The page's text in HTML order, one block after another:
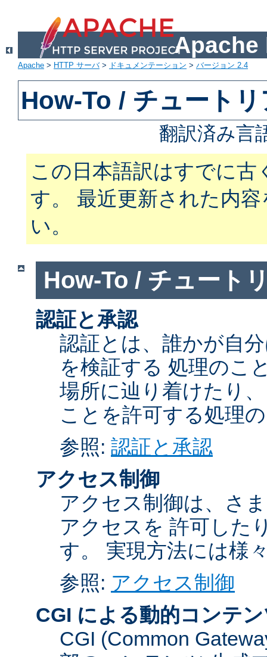
Apache
Apache > HTTP サーバ> ドキュメンテーション > バージョン 2.4
How-To / チュート
翻訳済み言
この日本語訳はすでに
す。 最近更新された内
い。
How-To / チュート
認証と承認
認証とは、誰かが自
を検証する 処理のこ
場所に辿り着けたり
ことを許可する処理
参照: 認証と承認
アクセス制御
アクセス制御は、さ
アクセスを 許可した
す。 実現方法には様
参照: アクセス制御
CGI による動的コンテ
CGI (Common